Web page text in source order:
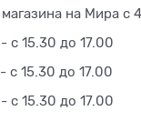
на Мира с
с 15.30 до 17.00
с 15.30 до 17.00
с 15.30 до 17.00